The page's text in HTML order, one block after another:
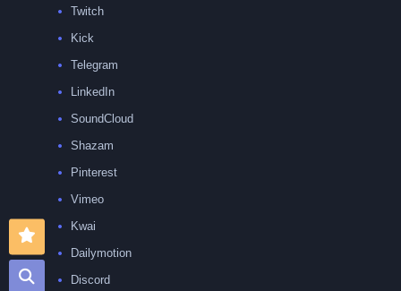
Twitch
Kick
Telegram
LinkedIn
SoundCloud
Shazam
Pinterest
Vimeo
Kwai
Dailymotion
Discord